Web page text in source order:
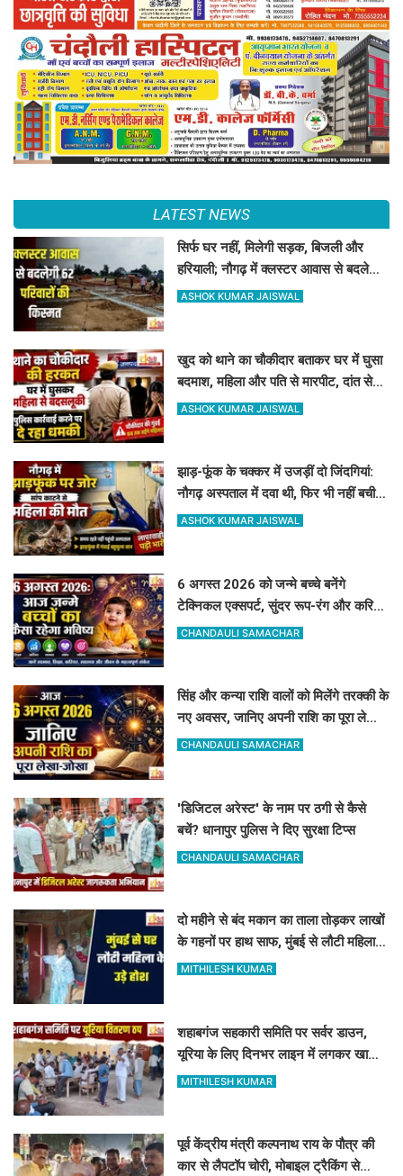
LATEST NEWS
सिर्फ घर नहीं, मिलेगी सड़क, बिजली और
हरियाली; नौगढ़ में क्लस्टर आवास से बदलेगी
62 परिवारों की किस्मत
ASHOK KUMAR JAISWAL
खुद को थाने का चौकीदार बताकर घर में घुसा
बदमाश, महिला और पति से मारपीट, दांत से
काटा
ASHOK KUMAR JAISWAL
झाड़-फूंक के चक्कर में उजड़ीं दो जिंदगियां:
नौगढ़ अस्पताल में दवा थी, फिर भी नहीं बची
गर्भवती की जान
ASHOK KUMAR JAISWAL
6 अगस्त 2026 को जन्मे बच्चे बनेंगे
टेक्निकल एक्सपर्ट, सुंदर रूप-रंग और करियर
में मिलेगी शानदार सफलता
CHANDAULI SAMACHAR
सिंह और कन्या राशि वालों को मिलेंगे तरक्की के
नए अवसर, जानिए अपनी राशि का पूरा लेखा-
जोखा
CHANDAULI SAMACHAR
'डिजिटल अरेस्ट' के नाम पर ठगी से कैसे
बचें? धानापुर पुलिस ने दिए सुरक्षा टिप्स
CHANDAULI SAMACHAR
दो महीने से बंद मकान का ताला तोड़कर लाखों
के गहनों पर हाथ साफ, मुंबई से लौटी महिला
सन्न
MITHILESH KUMAR
शहाबगंज सहकारी समिति पर सर्वर डाउन,
यूरिया के लिए दिनभर लाइन में लगकर खाली
हाथ लौटे किसान
MITHILESH KUMAR
पूर्व केंद्रीय मंत्री कल्पनाथ राय के पौत्र की
कार से लैपटॉप चोरी, मोबाइल ट्रैकिंग से